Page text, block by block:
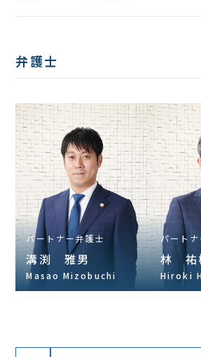
弁護士
パートナー弁護士
溝渕 雅男
Masao Mizobuchi
パート
林 祐
Hiroki